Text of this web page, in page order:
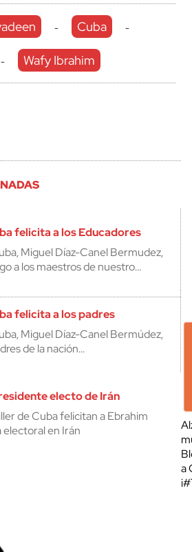
- Cuba -
- Wafy Ibrahim
felicita a los Educadores
Miguel Díaz-Canel Bermudez,
a los maestros de nuestro…
felicita a los padres
Miguel Díaz-Canel Bermúdez,
de la nación…
electo de Irán
de Cuba felicitan a Ebrahim
electoral en Irán
a